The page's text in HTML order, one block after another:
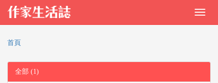
首頁
全部 (1)